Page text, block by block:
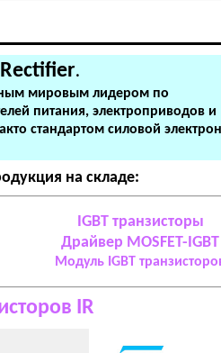
.
мировым лидером по
питания, электроприводов и
стандартом силовой
на складе:
IGBT транзисторы
Драйвер MOSFET-IGBT
Модуль IGBT
IR